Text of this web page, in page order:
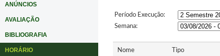
ANÚNCIOS
AVALIAÇÃO
BIBLIOGRAFIA
HORÁRIO
Período Execução:
Semana:
Nome Tipo